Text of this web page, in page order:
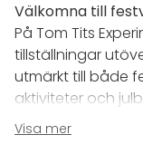
Välkomna till
På Tom Tits
tillställningar
utmärkt till både
aktiviteter och
trerättersmiddag
vindsvåningen till
Visa mer